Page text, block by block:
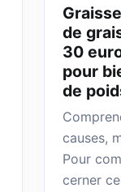
de
30
pour
de
causes,
Pour
cerner